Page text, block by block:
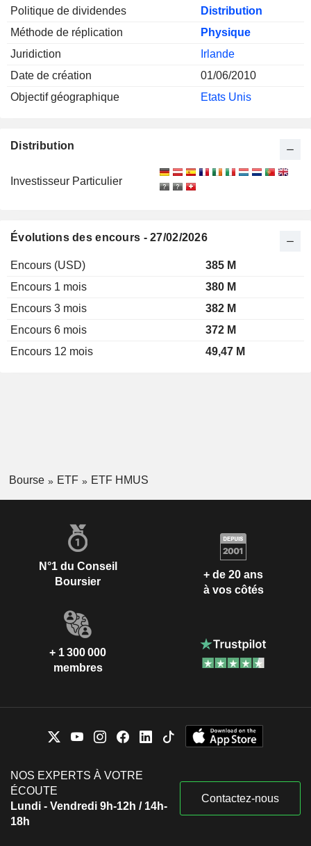
Politique de dividendes
Distribution
Méthode de réplication
Physique
Juridiction
Irlande
Date de création
01/06/2010
Objectif géographique
Etats Unis
Distribution
Investisseur Particulier
Évolutions des encours - 27/02/2026
Encours (USD)
385 M
Encours 1 mois
380 M
Encours 3 mois
382 M
Encours 6 mois
372 M
Encours 12 mois
49,47 M
Bourse ETF ETF HMUS
N°1 du Conseil
Boursier
+ de 20 ans
à vos côtés
+ 1 300 000
membres
NOS EXPERTS À VOTRE
ÉCOUTE
Lundi - Vendredi 9h-12h / 14h-
18h
Contactez-nous